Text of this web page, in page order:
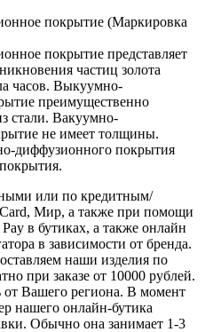
покрытие (Маркировка
покрытие представляет
частиц золота
часов. Выкуумно-
преимущественно
стали. Вакуумно-
не имеет толщины.
диффузионного покрытия
или по кредитным/
Мир, а также при помощи
в бутиках, а также онлайн
в зависимости от бренда.
наши изделия по
при заказе от 10000 рублей.
от Вашего региона. В момент
нашего онлайн-бутика
Обычно она занимает 1-3